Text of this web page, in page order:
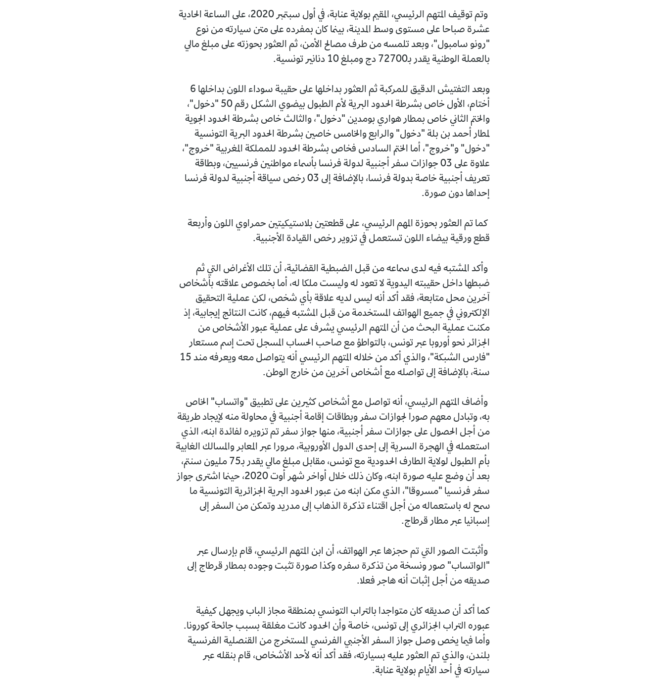
وتم توقيف المتهم الرئيسي، المقيم بولاية عنابة، في أول سبتمبر 2020، على الساعة الحادية
عشرة صباحا على مستوى وسط المدينة، بينما كان بمفرده على متن سيارته من نوع
"رونو سامبول"، وبعد تلمسه من طرف مصالح الأمن، ثم العثور بحوزته على مبلغ مالي
بالعملة الوطنية يقدر بـ72700 دج ومبلغ 10 دنانير تونسية.
وبعد التفتيش الدقيق للمركبة ثم العثور بداخلها على حقيبة سوداء اللون بداخلها 6
أختام، الأول خاص بشرطة الحدود البرية لأم الطبول بيضوي الشكل رقم 50 "دخول"،
والختم الثاني خاص بمطار هواري بومدين "دخول"، والثالث خاص بشرطة الحدود الجوية
لمطار أحمد بن بلة "دخول" والرابع والخامس خاصين بشرطة الحدود البرية التونسية
"دخول" و"خروج"، أما الختم السادس فخاص بشرطة الحدود للمملكة المغربية "خروج"،
علاوة على 03 جوازات سفر أجنبية لدولة فرنسا بأسماء مواطنين فرنسيين، وبطاقة
تعريف أجنبية خاصة بدولة فرنسا، بالإضافة إلى 03 رخص سياقة أجنبية لدولة فرنسا
إحداها دون صورة.
كما تم العثور بحوزة المهم الرئيسي، على قطعتين بلاستيكيتين حمراوي اللون وأربعة
قطع ورقية بيضاء اللون تستعمل في تزوير رخص القيادة الأجنبية.
وأكد المشتبه فيه لدى سماعه من قبل الضبطية القضائية، أن تلك الأغراض التي ثم
ضبطها داخل حقيبته اليدوية لا تعود له وليست ملكا له، أما بخصوص علاقته بأشخاص
آخرين محل متابعة، فقد أكد أنه ليس لديه علاقة بأي شخص، لكن عملية التحقيق
الإلكتروني في جميع الهواتف المستخدمة من قبل المشتبه فيهم، كانت النتائج إيجابية، إذ
مكنت عملية البحث من أن المتهم الرئيسي يشرف على عملية عبور الأشخاص من
الجزائر نحو أوروبا عبر تونس، بالتواطؤ مع صاحب الحساب المسجل تحت إسم مستعار
"فارس الشبكة"، والذي أكد من خلاله المتهم الرئيسي أنه يتواصل معه ويعرفه مند 15
سنة، بالإضافة إلى تواصله مع أشخاص آخرين من خارج الوطن.
وأضاف المتهم الرئيسي، أنه تواصل مع أشخاص كثيرين على تطبيق "واتساب" الخاص
به، وتبادل معهم صورا لجوازات سفر وبطاقات إقامة أجنبية في محاولة منه لإيجاد طريقة
من أجل الحصول على جوازات سفر أجنبية، منها جواز سفر تم تزويره لفائدة ابنه، الذي
استعمله في الهجرة السرية إلى إحدى الدول الأوروبية، مرورا عبر المعابر والمسالك الغابية
بأم الطبول لولاية الطارف الحدودية مع تونس، مقابل مبلغ مالي يقدر بـ75 مليون سنتم،
بعد أن وضع عليه صورة ابنه، وكان ذلك خلال أواخر شهر أوت 2020، حينما اشترى جواز
سفر فرنسيا "مسروقا"، الذي مكن ابنه من عبور الحدود البرية الجزائرية التونسية ما
سمح له باستعماله من أجل اقتناء تذكرة الذهاب إلى مدريد وتمكن من السفر إلى
إسبانيا عبر مطار قرطاج.
وأثبتت الصور التي تم حجزها عبر الهواتف، أن ابن المتهم الرئيسي، قام بإرسال عبر
"الواتساب" صور ونسخة من تذكرة سفره وكذا صورة تثبت وجوده بمطار قرطاج إلى
صديقه من أجل إثبات أنه هاجر فعلا.
كما أكد أن صديقه كان متواجدا بالتراب التونسي بمنطقة مجاز الباب ويجهل كيفية
عبوره التراب الجزائري إلى تونس، خاصة وأن الحدود كانت مغلقة بسبب جائحة كورونا.
وأما فيما يخص وصل جواز السفر الأجنبي الفرنسي المستخرج من القنصلية الفرنسية
بلندن، والذي تم العثور عليه بسيارته، فقد أكد أنه لأحد الأشخاص، قام بنقله عبر
سيارته في أحد الأيام بولاية عنابة.